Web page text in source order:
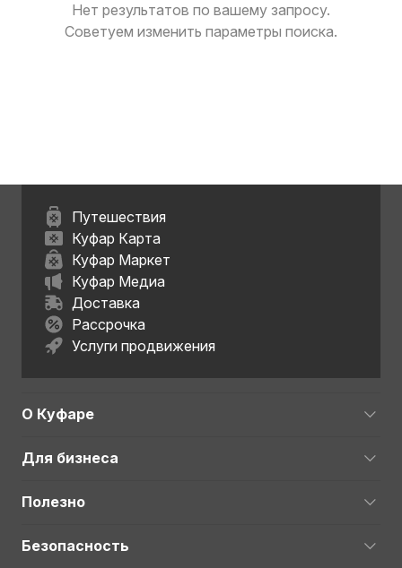
Нет результатов по вашему запросу.
Советуем изменить параметры поиска.
Путешествия
Куфар Карта
Куфар Маркет
Куфар Медиа
Доставка
Рассрочка
Услуги продвижения
О Куфаре
Для бизнеса
Полезно
Безопасность